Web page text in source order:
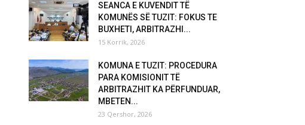
SEANCA E KUVENDIT TË
KOMUNËS SË TUZIT: FOKUS TE
BUXHETI, ARBITRAZHI...
15 Korrik, 2026
KOMUNA E TUZIT: PROCEDURA
PARA KOMISIONIT TË
ARBITRAZHIT KA PËRFUNDUAR,
MBETEN...
23 Qershor, 2026